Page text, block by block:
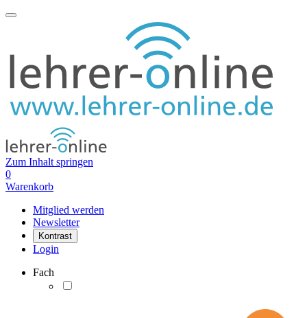
Zum Inhalt springen
0
Warenkorb
Mitglied werden
Newsletter
Kontrast
Login
Fach